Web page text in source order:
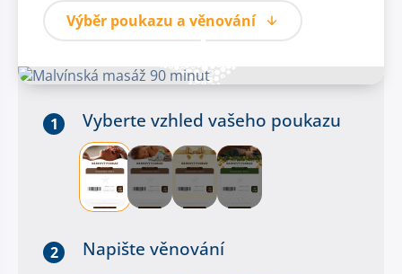
Výběr poukazu a věnování
1 Vyberte vzhled vašeho poukazu
2 Napište věnování